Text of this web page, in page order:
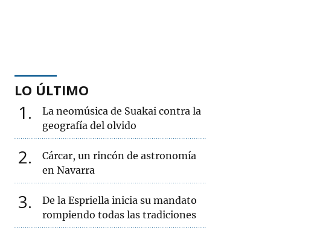
LO ÚLTIMO
1
La neomúsica de Suakai contra la
geografía del olvido
2
Cárcar, un rincón de astronomía
en Navarra
3
De la Espriella inicia su mandato
rompiendo todas las tradiciones